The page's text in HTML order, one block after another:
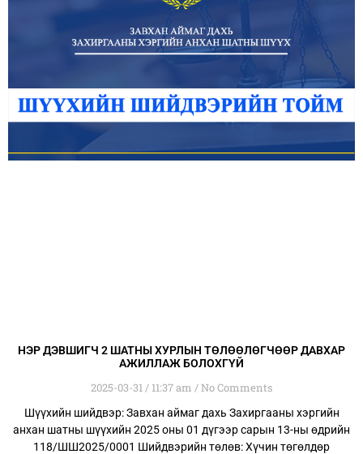
НЭР ДЭВШИГЧ 2 ШАТНЫ ХУРЛЫН ТӨЛӨӨЛӨГЧӨӨР ДАВХАР
АЖИЛЛАЖ БОЛОХГҮЙ
2025-03-31 11:37 am No Comments
Шүүхийн шийдвэр: Завхан аймаг дахь Захиргааны хэргийн
анхан шатны шүүхийн 2025 оны 01 дүгээр сарын 13-ны өдрийн
118/ШШ2025/0001 Шийдвэрийн төлөв: Хүчин төгөлдөр